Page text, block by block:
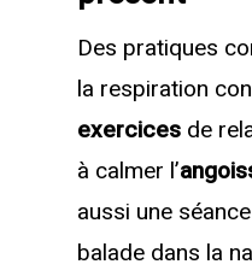
Des pratiques
la respiration
exercices de
à calmer l’
aussi une
balade dans la